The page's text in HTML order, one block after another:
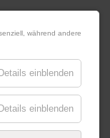
während andere
Details einblenden
Details einblenden